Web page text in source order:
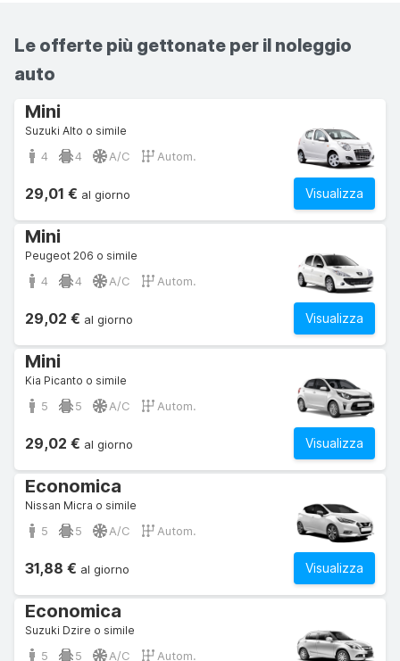
Le offerte più gettonate per il noleggio
auto
Mini
Suzuki Alto o simile
4 4 A/C Autom.
Visualizza
29,01 € al giorno
Mini
Peugeot 206 o simile
4 4 A/C Autom.
Visualizza
29,02 € al giorno
Mini
Kia Picanto o simile
5 5 A/C Autom.
Visualizza
29,02 € al giorno
Economica
Nissan Micra o simile
5 5 A/C Autom.
Visualizza
31,88 € al giorno
Economica
Suzuki Dzire o simile
5 5 A/C Autom.